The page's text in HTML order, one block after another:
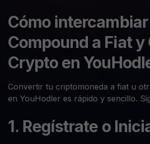
Cómo intercambiar
Compound a Fiat y
Crypto en
Convertir tu criptomoneda a fiat u
en YouHodler es rápido y sencillo.
1. Regístrate o